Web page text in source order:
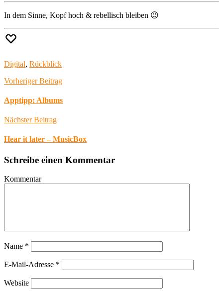
In dem Sinne, Kopf hoch & rebellisch bleiben 😉
Digital, Rückblick
Vorheriger Beitrag
Apptipp: Albums
Nächster Beitrag
Hear it later – MusicBox
Schreibe einen Kommentar
Kommentar
Name *
E-Mail-Adresse *
Website